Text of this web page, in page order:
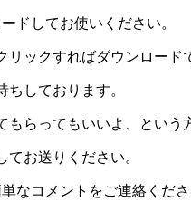
ドしてお使いください。
ックすればダウンロード
ちしております。
もらってもいいよ、という
お送りください。
なコメントをご連絡くださ